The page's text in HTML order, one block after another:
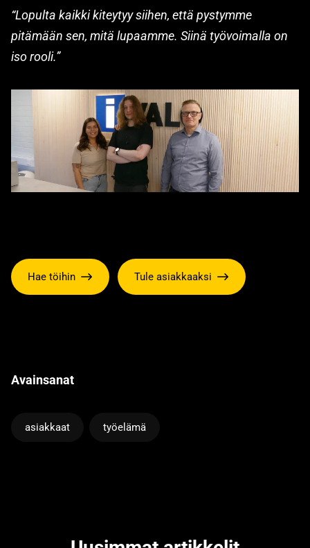
“Lopulta kaikki kiteytyy siihen, että pystymme
pitämään sen, mitä lupaamme. Siinä työvoimalla on
iso rooli.”
Hae töihin Tule asiakkaaksi
Avainsanat
asiakkaat työelämä